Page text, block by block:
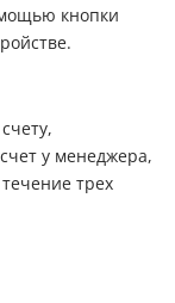
кнопки
у менеджера,
трех